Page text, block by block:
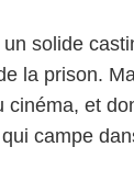
solide
la prison.
et
campe